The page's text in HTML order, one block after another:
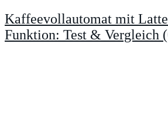
Kaffeevollautomat mit
Funktion: Test & Vergleich